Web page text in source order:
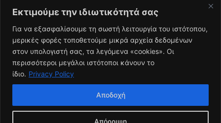
Εκτιμούμε την ιδιωτικότητά σας
Για να εξασφαλίσουμε τη σωστή λειτουργία του ιστότοπου,
μερικές φορές τοποθετούμε μικρά αρχεία δεδομένων
στον υπολογιστή σας, τα λεγόμενα «cookies». Οι
περισσότεροι μεγάλοι ιστότοποι κάνουν το
ίδιο. Privacy Policy
Απόρριψη
Αποδοχή
About Us
Πολιτική Απορρήτου
Contact Us
© Copyright 2026, BSFGHT | All Rights Reserved | Proudly Made